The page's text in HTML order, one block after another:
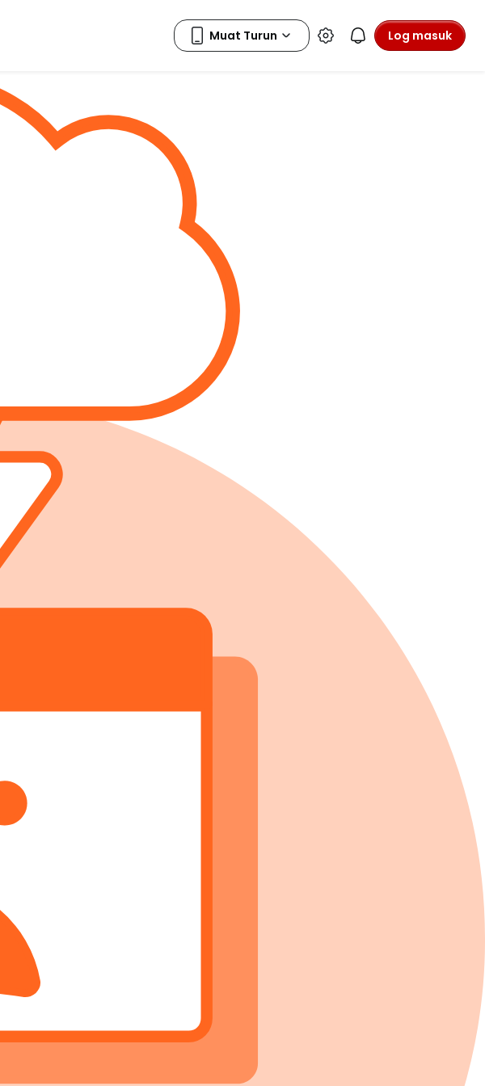
Log masuk